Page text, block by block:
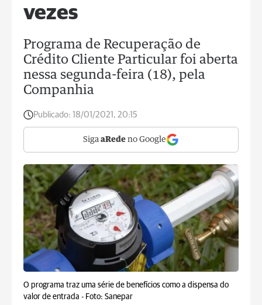
vezes
Programa de Recuperação de
Crédito Cliente Particular foi aberta
nessa segunda-feira (18), pela
Companhia
Publicado: 18/01/2021, 20:15
Siga aRede no Google
O programa traz uma série de benefícios como a dispensa do
valor de entrada - Foto: Sanepar